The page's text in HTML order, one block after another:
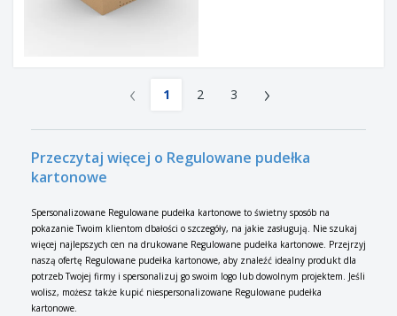
‹ 1 2 3 ›
Przeczytaj więcej o Regulowane pudełka
kartonowe
Spersonalizowane Regulowane pudełka kartonowe to świetny sposób na
pokazanie Twoim klientom dbałości o szczegóły, na jakie zasługują. Nie szukaj
więcej najlepszych cen na drukowane Regulowane pudełka kartonowe. Przejrzyj
naszą ofertę Regulowane pudełka kartonowe, aby znaleźć idealny produkt dla
potrzeb Twojej firmy i spersonalizuj go swoim logo lub dowolnym projektem. Jeśli
wolisz, możesz także kupić niespersonalizowane Regulowane pudełka
kartonowe.